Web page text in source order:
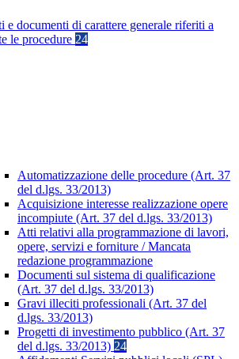
e documenti di carattere generale riferiti a
le procedure 24
Automatizzazione delle procedure (Art. 37
del d.lgs. 33/2013)
Acquisizione interesse realizzazione opere
incompiute (Art. 37 del d.lgs. 33/2013)
Atti relativi alla programmazione di lavori,
opere, servizi e forniture / Mancata
redazione programmazione
Documenti sul sistema di qualificazione
(Art. 37 del d.lgs. 33/2013)
Gravi illeciti professionali (Art. 37 del
d.lgs. 33/2013)
Progetti di investimento pubblico (Art. 37
del d.lgs. 33/2013) 24